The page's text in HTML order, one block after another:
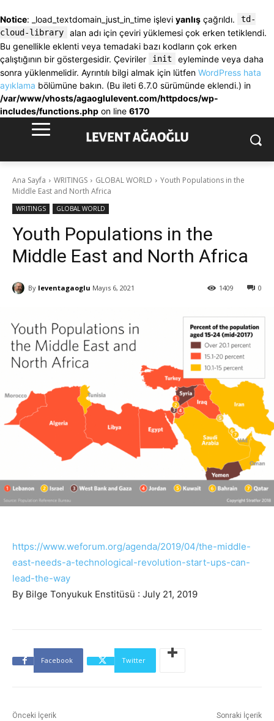
Notice: _load_textdomain_just_in_time işlevi yanlış çağrıldı.
td-
cloud-library
alan adı için çeviri yüklemesi çok erken tetiklendi.
Bu genellikle eklenti veya temadaki bazı kodların çok erken
çalıştığının bir göstergesidir. Çeviriler
init
eyleminde veya daha
sonra yüklenmelidir. Ayrıntılı bilgi almak için lütfen WordPress hata
ayıklama bölümüne bakın. (Bu ileti 6.7.0 sürümünde eklendi.) in
/var/www/vhosts/agaoglulevent.com/httpdocs/wp-
includes/functions.php on line 6170
Ana Sayfa WRITINGS GLOBAL WORLD
Youth Populations in the
Middle East and North Africa
WRITINGS GLOBAL WORLD
Youth Populations in the
Middle East and North Africa
By leventagaoglu Mayıs 6, 2021 0
1409
https://www.weforum.org/agenda/2019/04/the-middle-
east-needs-a-technological-revolution-start-ups-can-
lead-the-way
By Bilge Tonyukuk Enstitüsü : July 21, 2019
Facebook Twitter
Önceki İçerik Sonraki İçerik